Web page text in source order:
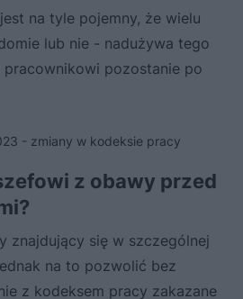
na tyle pojemny, że wielu
lub nie - nadużywa tego
pracownikowi pozostanie po
- zmiany w kodeksie pracy
z obawy przed
znajdujący się w szczególnej
na to pozwolić bez
z kodeksem pracy zakazane